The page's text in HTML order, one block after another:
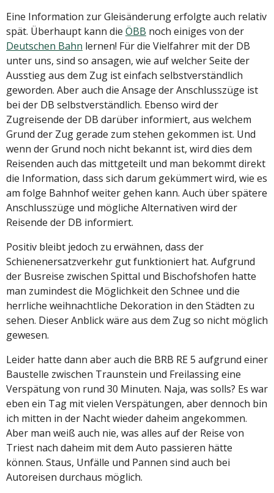
Eine Information zur Gleisänderung erfolgte auch relativ
spät. Überhaupt kann die ÖBB noch einiges von der
Deutschen Bahn lernen! Für die Vielfahrer mit der DB
unter uns, sind so ansagen, wie auf welcher Seite der
Ausstieg aus dem Zug ist einfach selbstverständlich
geworden. Aber auch die Ansage der Anschlusszüge ist
bei der DB selbstverständlich. Ebenso wird der
Zugreisende der DB darüber informiert, aus welchem
Grund der Zug gerade zum stehen gekommen ist. Und
wenn der Grund noch nicht bekannt ist, wird dies dem
Reisenden auch das mittgeteilt und man bekommt direkt
die Information, dass sich darum gekümmert wird, wie es
am folge Bahnhof weiter gehen kann. Auch über spätere
Anschlusszüge und mögliche Alternativen wird der
Reisende der DB informiert.
Positiv bleibt jedoch zu erwähnen, dass der
Schienenersatzverkehr gut funktioniert hat. Aufgrund
der Busreise zwischen Spittal und Bischofshofen hatte
man zumindest die Möglichkeit den Schnee und die
herrliche weihnachtliche Dekoration in den Städten zu
sehen. Dieser Anblick wäre aus dem Zug so nicht möglich
gewesen.
Leider hatte dann aber auch die BRB RE 5 aufgrund einer
Baustelle zwischen Traunstein und Freilassing eine
Verspätung von rund 30 Minuten. Naja, was solls? Es war
eben ein Tag mit vielen Verspätungen, aber dennoch bin
ich mitten in der Nacht wieder daheim angekommen.
Aber man weiß auch nie, was alles auf der Reise von
Triest nach daheim mit dem Auto passieren hätte
können. Staus, Unfälle und Pannen sind auch bei
Autoreisen durchaus möglich.